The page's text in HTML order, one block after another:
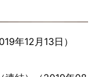
年12月13日）